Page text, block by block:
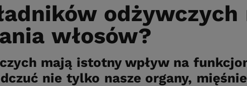
odżywczych
włosów?
mają istotny wpływ na
nie tylko nasze organy,